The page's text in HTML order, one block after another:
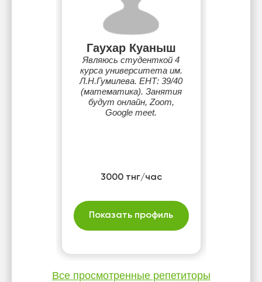
Гаухар Куаныш
Являюсь студенткой 4
курса университета им.
Л.Н.Гумилева. ЕНТ: 39/40
(математика). Занятия
будут онлайн, Zoom,
Google meet.
3000 тнг/час
Показать профиль
Все просмотренные репетиторы